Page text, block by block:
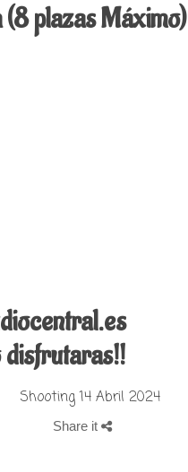
plazas Máximo)
disfrutaras!!
Share it